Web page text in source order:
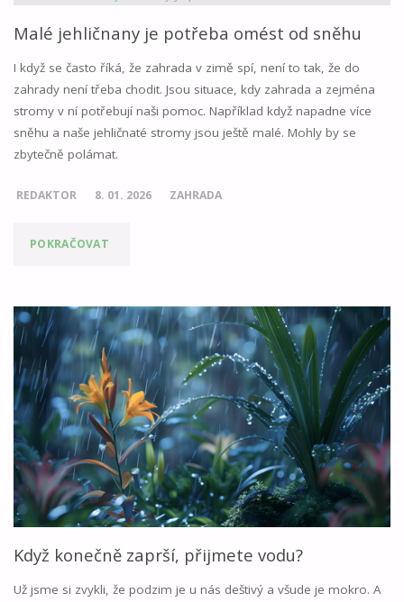
SEZÓNY
ROČNĚ?"
Malé jehličnany je potřeba omést od sněhu
I když se často říká, že zahrada v zimě spí, není to tak, že do
zahrady není třeba chodit. Jsou situace, kdy zahrada a zejména
stromy v ní potřebují naši pomoc. Například když napadne více
sněhu a naše jehličnaté stromy jsou ještě malé. Mohly by se
zbytečně polámat.
REDAKTOR 8. 01. 2026 ZAHRADA
POKRAČOVAT
JE
POTŘEBA
OMÉST
OD
SNĚHU"
Když konečně zaprší, přijmete vodu?
Už jsme si zvykli, že podzim je u nás deštivý a všude je mokro. A